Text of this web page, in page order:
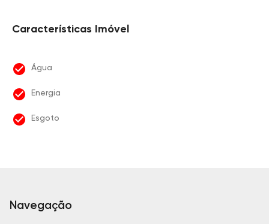
Características Imóvel
Água
Energia
Esgoto
Navegação